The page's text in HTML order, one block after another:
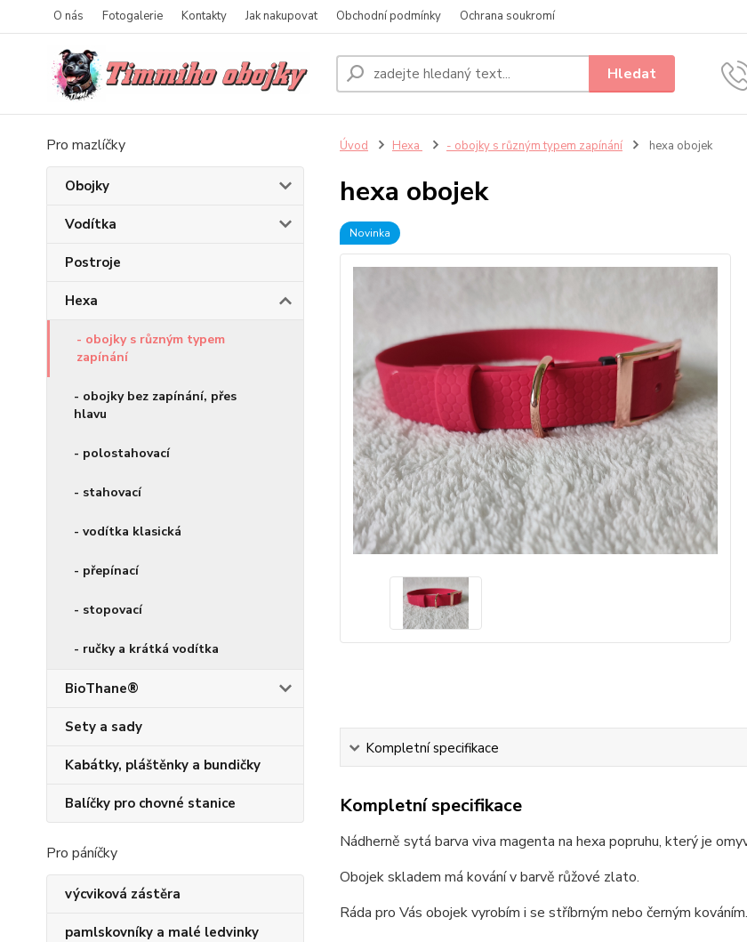
O nás Fotogalerie Kontakty Jak nakupovat Obchodní podmínky Ochrana soukromí
Hledat
Pro mazlíčky
Obojky
Vodítka
Postroje
Hexa
- obojky s různým typem
zapínání
- obojky bez zapínání, přes
hlavu
- polostahovací
- stahovací
- vodítka klasická
- přepínací
- stopovací
- ručky a krátká vodítka
BioThane®
Sety a sady
Kabátky, pláštěnky a bundičky
Balíčky pro chovné stanice
Pro páníčky
výcviková zástěra
pamlskovníky a malé ledvinky
Úvod Hexa - obojky s různým typem zapínání hexa obojek
hexa obojek
Novinka
Kompletní specifikace
Kompletní specifikace
Nádherně sytá barva viva magenta na hexa popruhu, který je
Obojek skladem má kování v barvě růžové zlato.
Ráda pro Vás obojek vyrobím i se stříbrným nebo černým